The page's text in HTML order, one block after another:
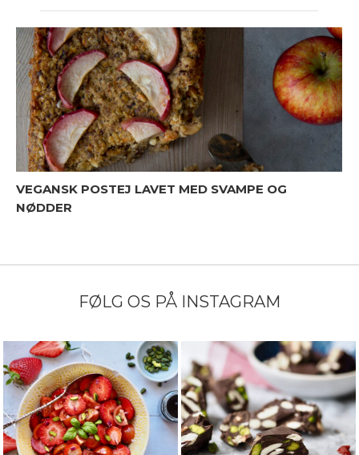
VEGANSK POSTEJ LAVET MED SVAMPE OG
NØDDER
FØLG OS PÅ INSTAGRAM